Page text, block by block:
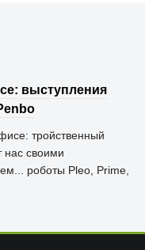
выступления
тройственный
нас своими
роботы Pleo, Prime,